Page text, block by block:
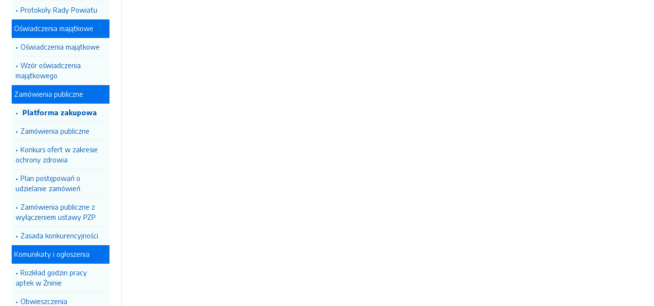
Protokoły Rady Powiatu
Oświadczenia majątkowe
Oświadczenia majątkowe
Wzór oświadczenia
majątkowego
Zamówienia publiczne
Platforma zakupowa
Zamówienia publiczne
Konkurs ofert w zakresie
ochrony zdrowia
Plan postępowań o
udzielanie zamówień
Zamówienia publiczne z
wyłączeniem ustawy PZP
Zasada konkurencyjności
Komunikaty i ogłoszenia
Rozkład godzin pracy
aptek w Żninie
Obwieszczenia